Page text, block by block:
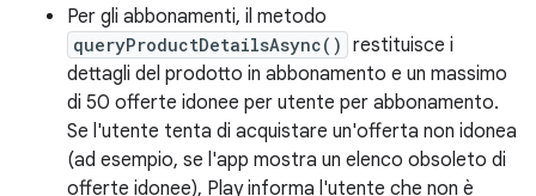
Per gli abbonamenti, il metodo
queryProductDetailsAsync() restituisce i
dettagli del prodotto in abbonamento e un massimo
di 50 offerte idonee per utente per abbonamento.
Se l'utente tenta di acquistare un'offerta non idonea
(ad esempio, se l'app mostra un elenco obsoleto di
offerte idonee), Play informa l'utente che non è